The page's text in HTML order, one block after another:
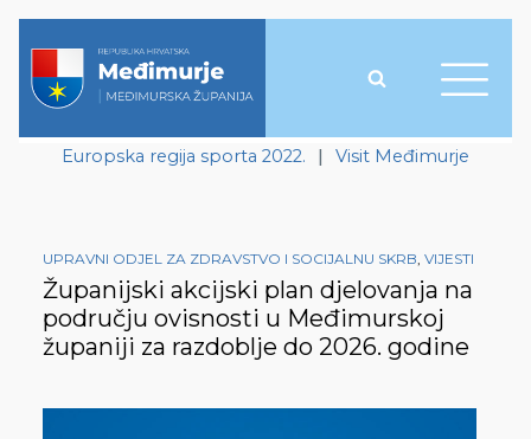
Europska regija sporta 2022. | Visit Međimurje
UPRAVNI ODJEL ZA ZDRAVSTVO I SOCIJALNU SKRB, VIJESTI
Županijski akcijski plan djelovanja na
području ovisnosti u Međimurskoj
županiji za razdoblje do 2026. godine